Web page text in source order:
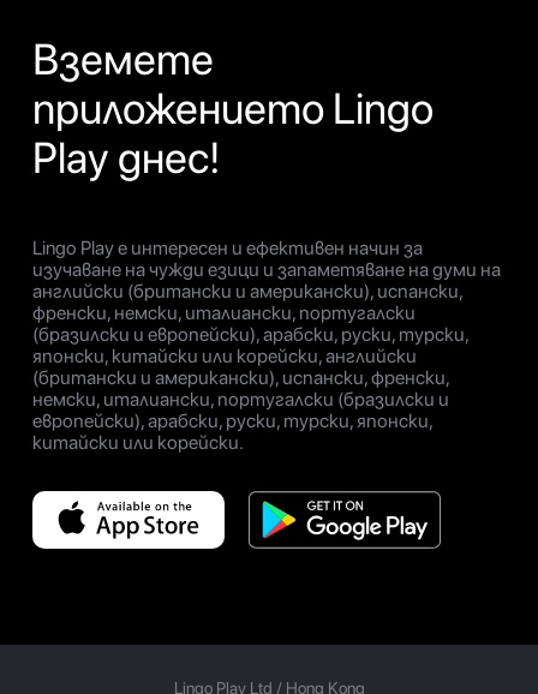
Вземете
приложението Lingo
Play днес!
Lingo Play е интересен и ефективен начин за
изучаване на чужди езици и запаметяване на думи на
английски (британски и американски), испански,
френски, немски, италиански, португалски
(бразилски и европейски), арабски, руски, турски,
японски, китайски или корейски, английски
(британски и американски), испански, френски,
немски, италиански, португалски (бразилски и
европейски), арабски, руски, турски, японски,
китайски или корейски.
Lingo Play Ltd / Hong Kong